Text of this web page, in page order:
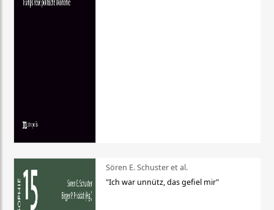
Sören E. Schuster et al.
"Ich war unnütz, das gefiel mir"